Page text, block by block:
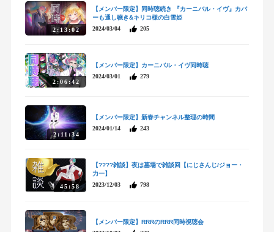
2:13:02
【メンバー限定】同時聴続き 『カーニバル・イヴ』カバ
ーも通し聴き&キリコ様の白雪姫
2024/03/04
205
2:06:42
【メンバー限定】カーニバル・イヴ同時聴
2024/03/01
279
2:11:34
【メンバー限定】新春チャンネル整理の時間
2024/01/14
243
45:58
【????雑談】夜は墓場で雑談回【にじさんじ/ジョー・
力一】
2023/12/03
798
【メンバー限定】RRRのRRR同時視聴会